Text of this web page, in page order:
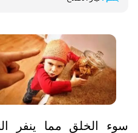
سوء الخلق مما ينفر